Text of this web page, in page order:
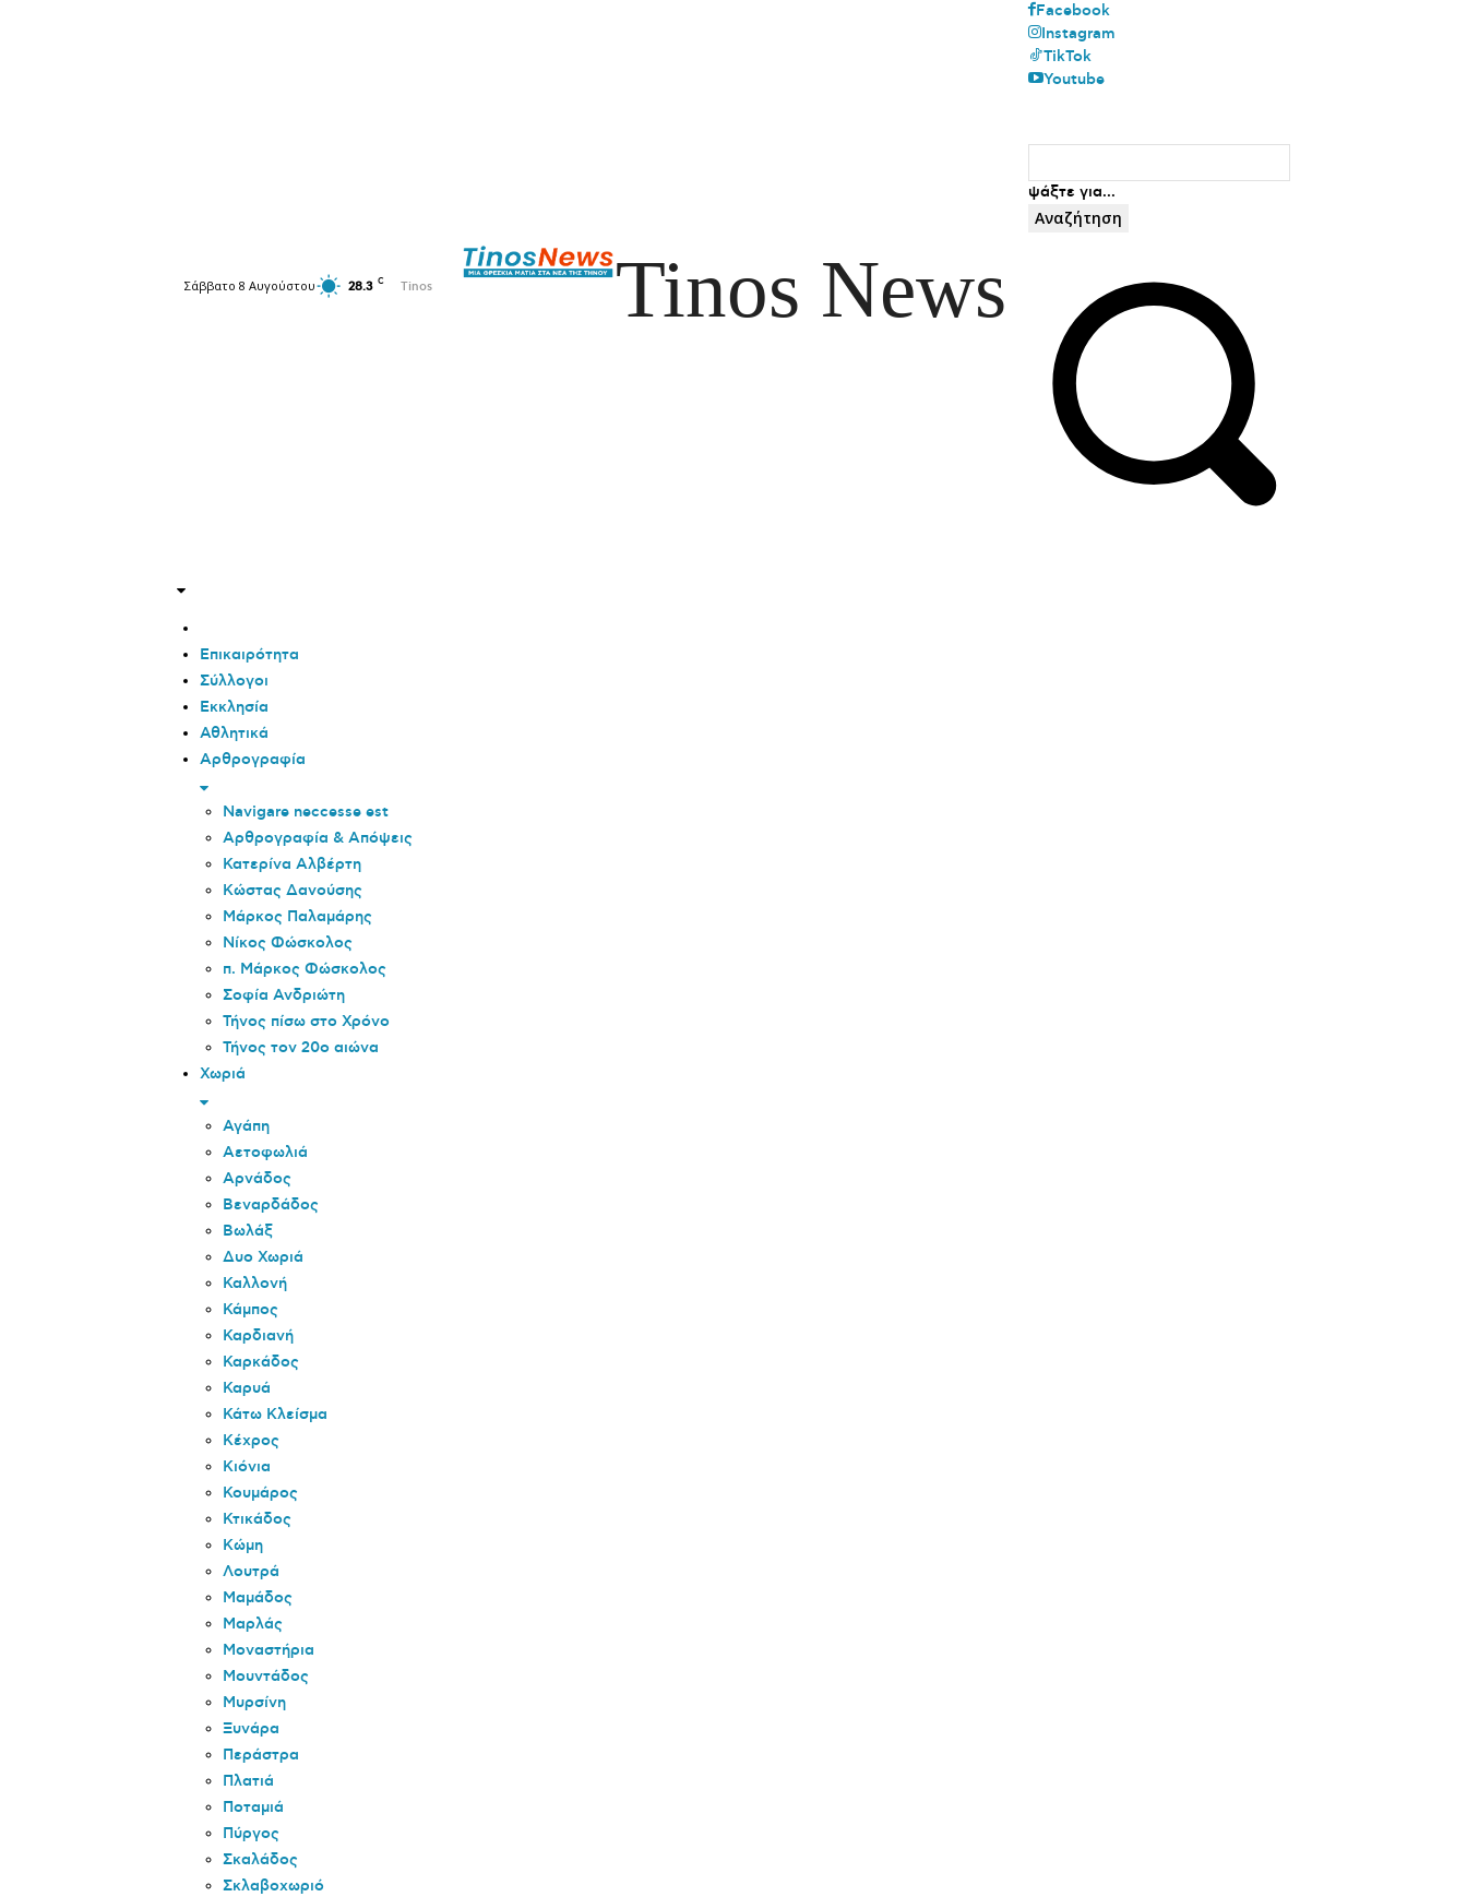
Σάββατο 8 Αυγούστου 28.3 C Tinos Tinos News
Facebook
Instagram
TikTok
Youtube
ψάξτε για...
Αναζήτηση
Επικαιρότητα
Σύλλογοι
Εκκλησία
Αθλητικά
Αρθρογραφία
Navigare neccesse est
Αρθρογραφία & Απόψεις
Κατερίνα Αλβέρτη
Κώστας Δανούσης
Μάρκος Παλαμάρης
Νίκος Φώσκολος
π. Μάρκος Φώσκολος
Σοφία Ανδριώτη
Τήνος πίσω στο Χρόνο
Τήνος τον 20o αιώνα
Χωριά
Αγάπη
Αετοφωλιά
Αρνάδος
Βεναρδάδος
Βωλάξ
Δυο Χωριά
Καλλονή
Κάμπος
Καρδιανή
Καρκάδος
Καρυά
Κάτω Κλείσμα
Κέχρος
Κιόνια
Κουμάρος
Κτικάδος
Κώμη
Λουτρά
Μαμάδος
Μαρλάς
Μοναστήρια
Μουντάδος
Μυρσίνη
Ξυνάρα
Περάστρα
Πλατιά
Ποταμιά
Πύργος
Σκαλάδος
Σκλαβοχωριό